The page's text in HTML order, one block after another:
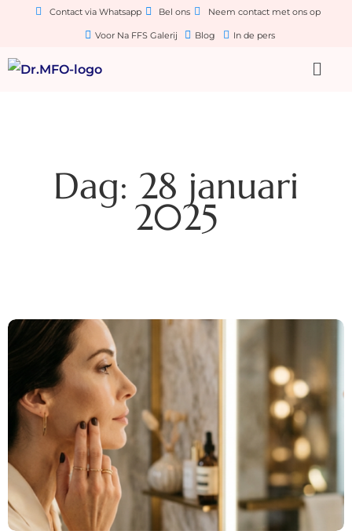
Contact via Whatsapp Bel ons Neem contact met ons op
Voor Na FFS Galerij Blog In de pers
Dag: 28 januari
2025